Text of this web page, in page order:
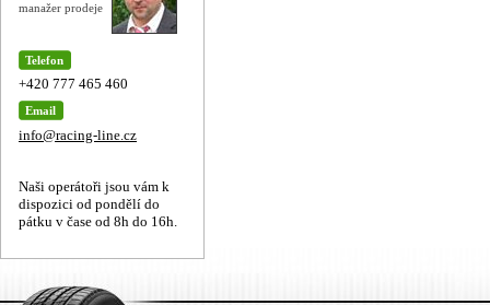
manažer prodeje
Telefon
+420 777 465 460
Email
info@racing-line.cz
Naši operátoři jsou vám k
dispozici od pondělí do
pátku v čase od 8h do 16h.